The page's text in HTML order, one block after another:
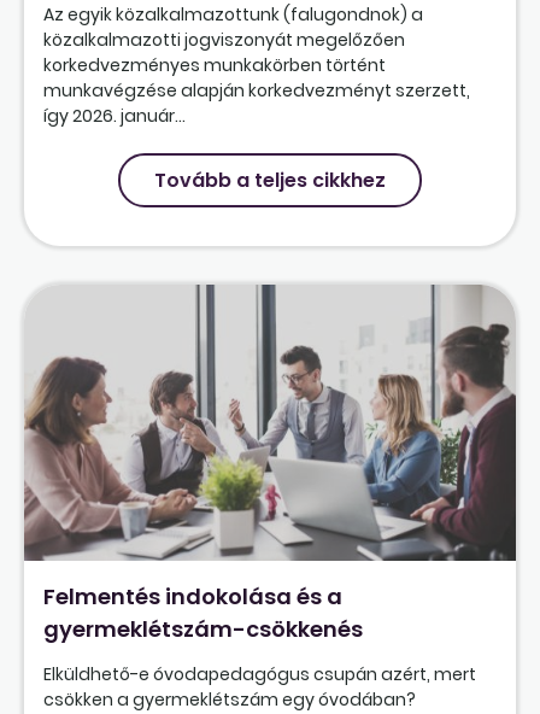
Az egyik közalkalmazottunk (falugondnok) a
közalkalmazotti jogviszonyát megelőzően
korkedvezményes munkakörben történt
munkavégzése alapján korkedvezményt szerzett,
így 2026. január...
Tovább a teljes cikkhez
Felmentés indokolása és a
gyermeklétszám-csökkenés
Elküldhető-e óvodapedagógus csupán azért, mert
csökken a gyermeklétszám egy óvodában?